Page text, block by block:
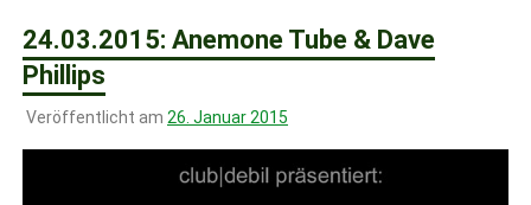
24.03.2015: Anemone Tube & Dave
Phillips
Veröffentlicht am 26. Januar 2015